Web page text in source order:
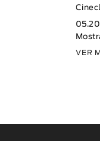
VER